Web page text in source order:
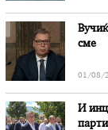
сме
01/08/
И